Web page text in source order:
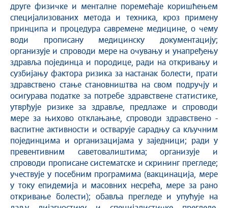
друге физичке и менталне поремећаје коришћењем
специјализованих метода и техника, кроз примену
принципа и процедура савремене медицине, о чему
води прописану медицинску документацију;
организује и спроводи мере на очувању и унапређењу
здравља појединца и породице, ради на откривању и
сузбијању фактора ризика за настанак болести, прати
здравствено стање становништва на свом подручју и
осигурава податке за потребе здравствене статистике,
утврђује ризике за здравље, предлаже и спроводи
мере за њихово отклањање, спроводи здравствено -
васпитне активности и остварује сарадњу са кључним
појединцима и организацијама у заједници; ради у
превентивним саветовалиштима; организује и
спроводи прописане систематске и скрининг прегледе;
учествује у посебним програмима (вакцинација, мере
у току епидемија и масовних несрећа, мере за рано
откривање болести); обавља прегледе и упућује на